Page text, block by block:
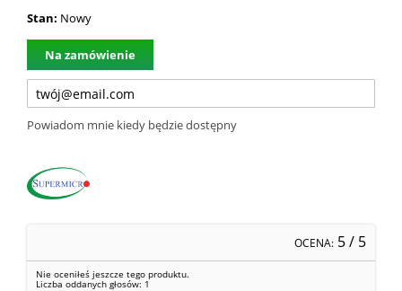
Stan: Nowy
Na zamówienie
Powiadom mnie kiedy będzie dostępny
OCENA: 5/ 5
Nie oceniłeś jeszcze tego produktu.
Liczba oddanych głosów: 1